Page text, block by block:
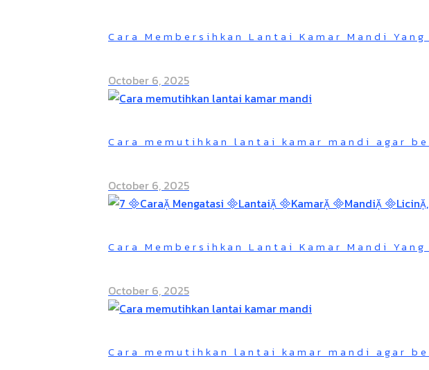
Cara Membersihkan Lantai Kamar Mandi
October 6, 2025
Cara memutihkan lantai kamar mandi agar
October 6, 2025
Cara Membersihkan Lantai Kamar Mandi
October 6, 2025
Cara memutihkan lantai kamar mandi agar